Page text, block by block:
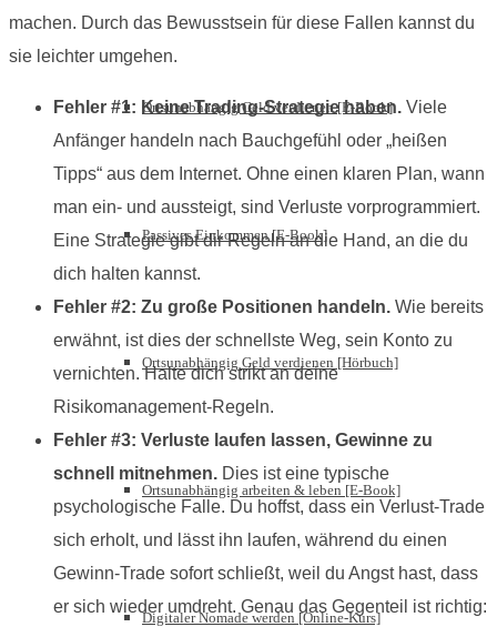
Ortsunabhängig Geld verdienen [E-Book]
Passives Einkommen [E-Book]
Ortsunabhängig Geld verdienen [Hörbuch]
Ortsunabhängig arbeiten & leben [E-Book]
Digitaler Nomade werden [Online-Kurs]
machen. Durch das Bewusstsein für diese Fallen kannst du
sie leichter umgehen.
Fehler #1: Keine Trading-Strategie haben. Viele
Anfänger handeln nach Bauchgefühl oder „heißen
Tipps“ aus dem Internet. Ohne einen klaren Plan, wann
man ein- und aussteigt, sind Verluste vorprogrammiert.
Eine Strategie gibt dir Regeln an die Hand, an die du
dich halten kannst.
Fehler #2: Zu große Positionen handeln. Wie bereits
erwähnt, ist dies der schnellste Weg, sein Konto zu
vernichten. Halte dich strikt an deine
Risikomanagement-Regeln.
Fehler #3: Verluste laufen lassen, Gewinne zu
schnell mitnehmen. Dies ist eine typische
psychologische Falle. Du hoffst, dass ein Verlust-Trade
sich erholt, und lässt ihn laufen, während du einen
Gewinn-Trade sofort schließt, weil du Angst hast, dass
er sich wieder umdreht. Genau das Gegenteil ist richtig: